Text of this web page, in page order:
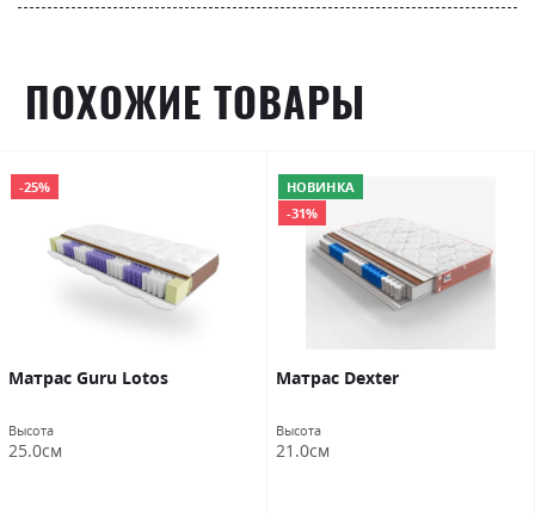
ПОХОЖИЕ ТОВАРЫ
-25%
Матраc Guru Lotos
Высота
25.0см
НОВИНКА
-31%
Матрас Dexter
Высота
21.0см